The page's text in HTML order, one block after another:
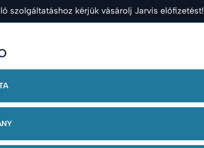
szolgáltatáshoz kérjük vásárolj Jarvis előfizetést!